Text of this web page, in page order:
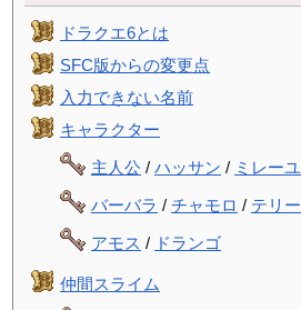
ドラクエ6とは
SFC版からの変更点
入力できない名前
キャラクター
主人公 /ハッサン / ミレーユ
バーバラ /チャモロ / テリー
アモス / ドランゴ
仲間スライム